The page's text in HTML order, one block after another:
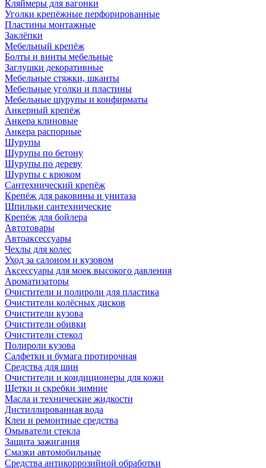
Кляймеры для вагонки
Уголки крепёжные перфорированные
Пластины монтажные
Заклёпки
Мебельный крепёж
Болты и винты мебельные
Заглушки декоративные
Мебельные стяжки, шканты
Мебельные уголки и пластины
Мебельные шурупы и конфирматы
Анкерный крепёж
Анкера клиновые
Анкера распорные
Шурупы
Шурупы по бетону
Шурупы по дереву
Шурупы с крюком
Сантехнический крепёж
Крепёж для раковины и унитаза
Шпильки сантехнические
Крепёж для бойлера
Автотовары
Автоаксессуары
Чехлы для колес
Уход за салоном и кузовом
Аксессуары для моек высокого давления
Ароматизаторы
Очистители и полироли для пластика
Очистители колёсных дисков
Очистители кузова
Очистители обивки
Очистители стекол
Полироли кузова
Салфетки и бумага протирочная
Средства для шин
Очистители и кондиционеры для кожи
Щетки и скребки зимние
Масла и технические жидкости
Дистиллированная вода
Клеи и ремонтные средства
Омыватели стекла
Защита зажигания
Смазки автомобильные
Средства антикоррозийной обработки